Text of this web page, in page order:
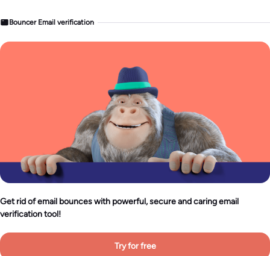
Bouncer Email verification
Get rid of email bounces with powerful, secure and caring email
verification tool!
Try for free